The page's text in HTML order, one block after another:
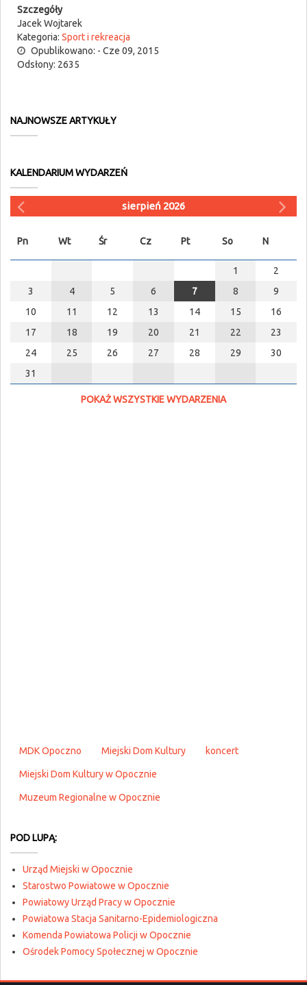
Szczegóły
Jacek Wojtarek
Kategoria: Sport i rekreacja
Opublikowano: - Cze 09, 2015
Odsłony: 2635
NAJNOWSZE ARTYKUŁY
KALENDARIUM WYDARZEŃ
sierpień 2026
Pn Wt Śr Cz Pt So N
1
2
3
4 5 6 7 8
9
10
11 12 13 14 15
16
17
18 19 20 21 22
23
24
25 26 27 28 29
30
31
POKAŻ WSZYSTKIE WYDARZENIA
MDK Opoczno Miejski Dom Kultury koncert
Miejski Dom Kultury w Opocznie
Muzeum Regionalne w Opocznie
POD LUPĄ:
Urząd Miejski w Opocznie
Starostwo Powiatowe w Opocznie
Powiatowy Urząd Pracy w Opocznie
Powiatowa Stacja Sanitarno-Epidemiologiczna
Komenda Powiatowa Policji w Opocznie
Ośrodek Pomocy Społecznej w Opocznie